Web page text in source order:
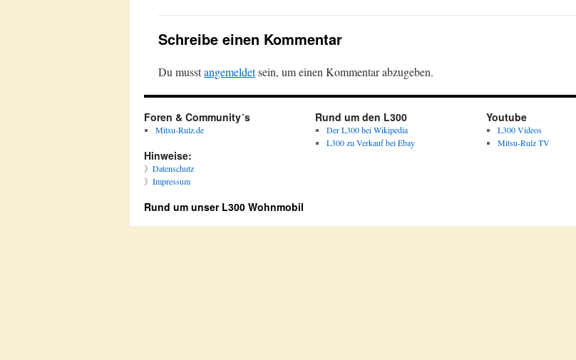
Schreibe einen Kommentar
Du musstangemeldetsein, um einen Kommentar abzugeben.
Foren & Community´s
Mitsu-Rulz.de
Hinweise:
》 Datenschutz
》 Impressum
Rund um den L300
Der L300 bei Wikipedia
L300 zu Verkauf bei Ebay
Youtube
L300 Videos
Mitsu-Rulz TV
Rund um unser L300 Wohnmobil